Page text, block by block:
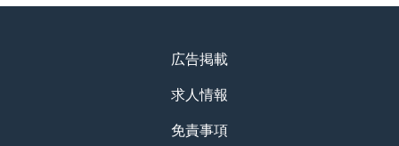
広告掲載
求人情報
免責事項